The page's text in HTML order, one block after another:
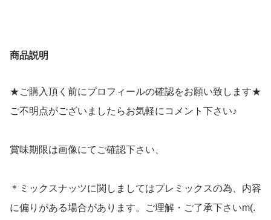
商品説明
★ご購入頂く前にプロフィールの確認をお願い致します★
ご不明点がございましたらお気軽にコメント下さい♪
賞味期限は画像にてご確認下さい、
＊ミックスナッツに関しましてはプレミックスの為、内容
に偏りがある場合があります。ご理解・ご了承下さいm(.